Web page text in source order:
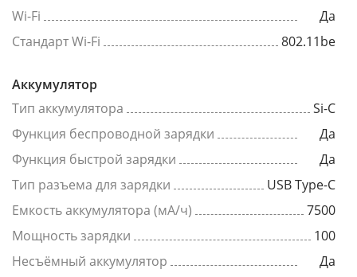
Wi-Fi
Да
Стандарт Wi-Fi
802.11be
Аккумулятор
Тип аккумулятора
Si-C
Функция беспроводной зарядки
Да
Функция быстрой зарядки
Да
Тип разъема для зарядки
USB Type-C
Емкость аккумулятора (мА/ч)
7500
Мощность зарядки
100
Несъёмный аккумулятор
Да